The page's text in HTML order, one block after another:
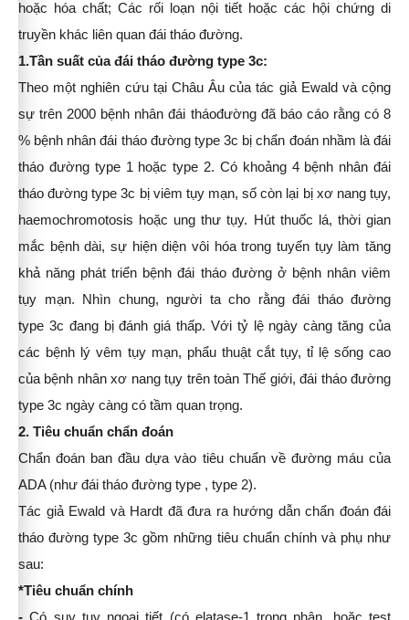
hoặc hóa chất; Các rối loạn nội tiết hoặc các hội chứng di
truyền khác liên quan đái tháo đường.
1.Tần suất của đái tháo đường type 3c:
Theo một nghiên cứu tại Châu Âu của tác giả Ewald và cộng
sự trên 2000 bệnh nhân đái tháođường đã báo cáo rằng có 8
% bệnh nhân đái tháo đường type 3c bị chẩn đoán nhầm là đái
tháo đường type 1 hoặc type 2. Có khoảng 4 bệnh nhân đái
tháo đường type 3c bị viêm tụy mạn, số còn lại bị xơ nang tụy,
haemochromotosis hoặc ung thư tụy. Hút thuốc lá, thời gian
mắc bệnh dài, sự hiện diện vôi hóa trong tuyến tụy làm tăng
khả năng phát triển bệnh đái tháo đường ở bệnh nhân viêm
tụy mạn. Nhìn chung, người ta cho rằng đái tháo đường
type 3c đang bị đánh giá thấp. Với tỷ lệ ngày càng tăng của
các bệnh lý vêm tụy mạn, phẩu thuật cắt tụy, tỉ lệ sống cao
của bệnh nhân xơ nang tụy trên toàn Thế giới, đái tháo đường
type 3c ngày càng có tầm quan trọng.
2. Tiêu chuẩn chẩn đoán
Chẩn đoán ban đầu dựa vào tiêu chuẩn về đường máu của
ADA (như đái tháo đường type , type 2).
Tác giả Ewald và Hardt đã đưa ra hướng dẫn chẩn đoán đái
tháo đường type 3c gồm những tiêu chuẩn chính và phụ như
sau:
*Tiêu chuẩn chính